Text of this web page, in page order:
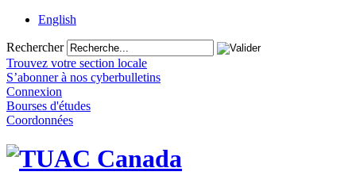
English
Rechercher
Trouvez votre section locale
S’abonner à nos cyberbulletins
Connexion
Bourses d'études
Coordonnées